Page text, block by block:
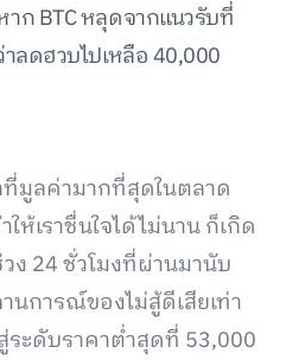
ก BTC หลุดจากแนวรับที่
ลดฮวบไปเหลือ 40,000
มูลค่ามากที่สุดในตลาด
ห้เราชื่นใจได้ไม่นาน ก็เกิด
ง 24 ชั่วโมงที่ผ่านมานับ
การณ์ของไม่สู้ดีเสียเท่า
ระดับราคาต่ำสุดที่ 53,000